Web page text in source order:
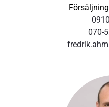
Tryckramar säkerställer
belastningsram medger
helt snedställbar ram
upp till 2 ton per paket.
070-